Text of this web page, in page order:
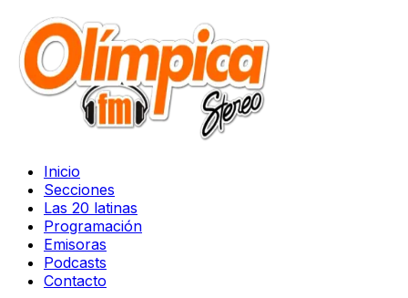
Inicio
Secciones
Las 20 latinas
Programación
Emisoras
Podcasts
Contacto